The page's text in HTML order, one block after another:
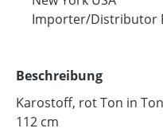
Importer/Distributor
Beschreibung
Karostoff, rot Ton in
112 cm